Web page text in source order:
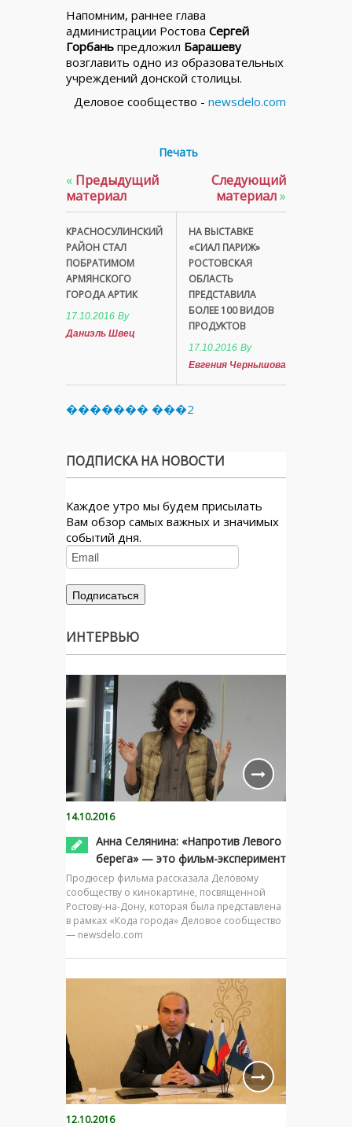
Напомним, раннее глава
администрации Ростова Сергей
Горбань предложил Барашеву
возглавить одно из образовательных
учреждений донской столицы.
Деловое сообщество - newsdelo.com
Печать
« Предыдущий
материал
КРАСНОСУЛИНСКИЙ
РАЙОН СТАЛ
ПОБРАТИМОМ
АРМЯНСКОГО
ГОРОДА АРТИК
17.10.2016 By
Даниэль Швец
Следующий
материал»
НА ВЫСТАВКЕ
«СИАЛ ПАРИЖ»
РОСТОВСКАЯ
ОБЛАСТЬ
ПРЕДСТАВИЛА
БОЛЕЕ 100 ВИДОВ
ПРОДУКТОВ
17.10.2016 By
Евгения Чернышова
������� ���2
ПОДПИСКА НА НОВОСТИ
Каждое утро мы будем присылать
Вам обзор самых важных и значимых
событий дня.
ИНТЕРВЬЮ
14.10.2016
Анна Селянина: «Напротив Левого
берега» — это фильм-эксперимент
Продюсер фильма рассказала Деловому
сообществу о кинокартине, посвященной
Ростову-на-Дону, которая была представлена
в рамках «Кода города» Деловое сообщество
— newsdelo.com
12.10.2016